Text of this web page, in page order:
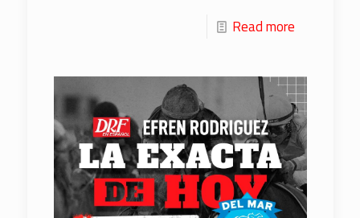
Read more